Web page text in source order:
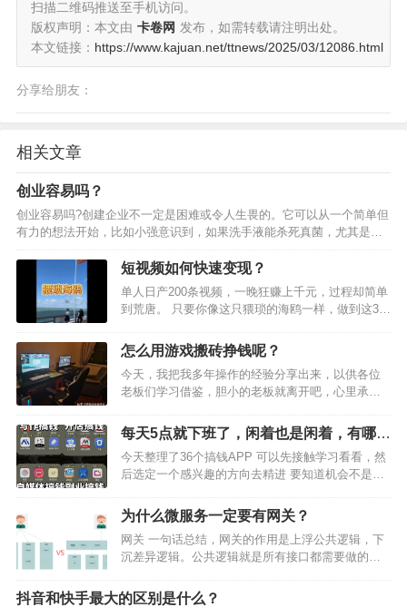
扫描二维码推送至手机访问。
版权声明：本文由 卡卷网 发布，如需转载请注明出处。
本文链接： https://www.kajuan.net/ttnews/2025/03/12086.html
分享给朋友：
相关文章
创业容易吗？
创业容易吗?创建企业不一定是困难或令人生畏的。它可以从一个简单但
有力的想法开始，比如小强意识到，如果洗手液能杀死真菌，尤其是拳
击台上的真菌，就会更加有用。创业确实需要奉献精神、努力工作和仔
细规划——这是没有办法的。虽然这本身可能并不容易，但…
短视频如何快速变现？
单人日产200条视频，一晚狂赚上千元，过程却简单
到荒唐。 只要你像这只猥琐的海鸥一样，做到这3点
何做到这3点？ 答案是养一只会叼视频的海鸥 不是
让你养真的海鸥 而是用 ai 运营方法，类…
怎么用游戏搬砖挣钱呢？
今天，我把我多年操作的经验分享出来，以供各位
老板们学习借鉴，胆小的老板就离开吧，心里承受
收益的时候，会以机器数来计算，其实是有误区
的， 比如，一台机器一个月搞400元，平均每天搞
13元钱，搞上1…
每天5点就下班了，闲着也是闲着，有哪些
副业可以推荐？
今天整理了36个搞钱APP 可以先接触学习看看，然
后选定一个感兴趣的方向去精进 要知道机会不是一
步一点点，就像滚雪球一样 希望所以女生，能够在
2024年提升自己， 立下一个新的搞钱Flag吧…
为什么微服务一定要有网关？
网关 一句话总结，网关的作用是上浮公共逻辑，下
沉差异逻辑。公共逻辑就是所有接口都需要做的
要关心业务逻辑即可。下面是一个对比图： 当然除
抖音和快手最大的区别是什么？